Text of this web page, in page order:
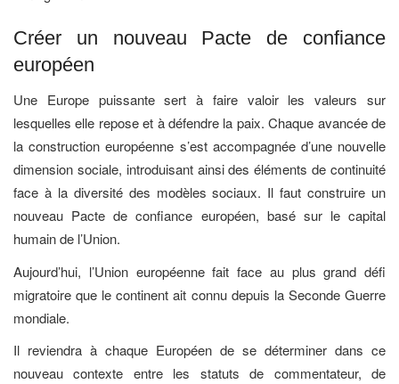
Créer un nouveau Pacte de confiance
européen
Une Europe puissante sert à faire valoir les valeurs sur
lesquelles elle repose et à défendre la paix. Chaque avancée de
la construction européenne s’est accompagnée d’une nouvelle
dimension sociale, introduisant ainsi des éléments de continuité
face à la diversité des modèles sociaux. Il faut construire un
nouveau Pacte de confiance européen, basé sur le capital
humain de l’Union.
Aujourd’hui, l’Union européenne fait face au plus grand défi
migratoire que le continent ait connu depuis la Seconde Guerre
mondiale.
Il reviendra à chaque Européen de se déterminer dans ce
nouveau contexte entre les statuts de commentateur, de